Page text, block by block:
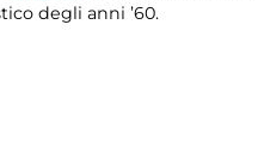
degli anni ’60.